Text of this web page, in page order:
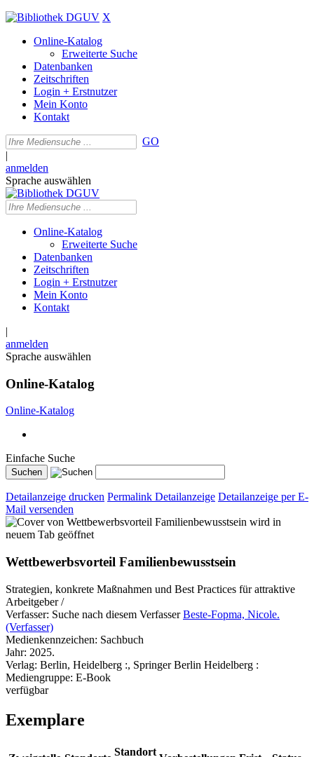
X
Online-Katalog
Erweiterte Suche
Datenbanken
Zeitschriften
Login + Erstnutzer
Mein Konto
Kontakt
GO
|
anmelden
Sprache auswählen
Online-Katalog
Erweiterte Suche
Datenbanken
Zeitschriften
Login + Erstnutzer
Mein Konto
Kontakt
|
anmelden
Sprache auswählen
Online-Katalog
Online-Katalog
Einfache Suche
Detailanzeige drucken Permalink Detailanzeige Detailanzeige per E-
Mail versenden
wird in
neuem Tab geöffnet
Wettbewerbsvorteil Familienbewusstsein
Strategien, konkrete Maßnahmen und Best Practices für attraktive
Arbeitgeber /
Verfasser: Suche nach diesem Verfasser Beste-Fopma, Nicole.
(Verfasser)
Medienkennzeichen: Sachbuch
Jahr: 2025.
Verlag: Berlin, Heidelberg :, Springer Berlin Heidelberg :
Mediengruppe: E-Book
verfügbar
Exemplare
Standort